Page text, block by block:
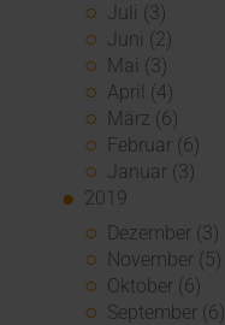
Juli (3)
Juni (2)
Mai (3)
April (4)
März (6)
Februar (6)
Januar (3)
2019
Dezember (3)
November (5)
Oktober (6)
September (6)